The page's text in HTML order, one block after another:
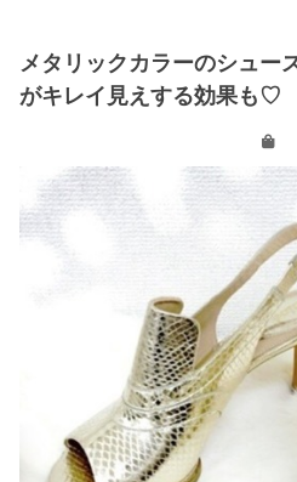
メタリックカラーのシュー
がキレイ見えする効果も♡